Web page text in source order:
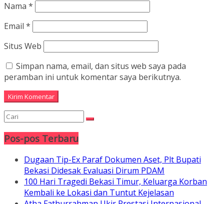
Nama *
Email *
Situs Web
Simpan nama, email, dan situs web saya pada
peramban ini untuk komentar saya berikutnya.
Pos-pos Terbaru
Dugaan Tip-Ex Paraf Dokumen Aset, Plt Bupati
Bekasi Didesak Evaluasi Dirum PDAM
100 Hari Tragedi Bekasi Timur, Keluarga Korban
Kembali ke Lokasi dan Tuntut Kejelasan